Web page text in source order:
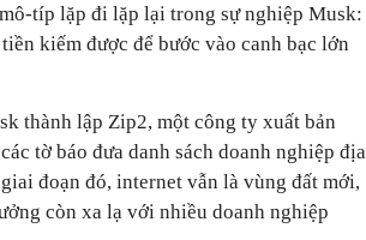
típ lặp đi lặp lại trong sự nghiệp Musk:
kiếm được để bước vào canh bạc lớn
thành lập Zip2, một công ty xuất bản
tờ báo đưa danh sách doanh nghiệp địa
đoạn đó, internet vẫn là vùng đất mới,
còn xa lạ với nhiều doanh nghiệp